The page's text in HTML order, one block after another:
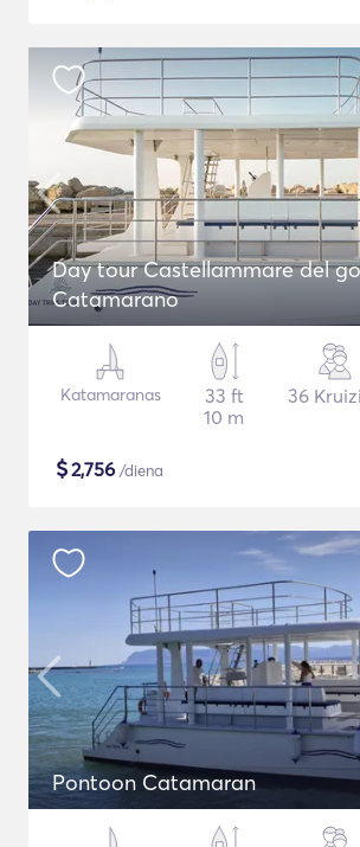
Day tour Castellammare del
Catamarano
Katamaranas
33 ft
10 m
36
$2,756 /diena
Pontoon Catamaran